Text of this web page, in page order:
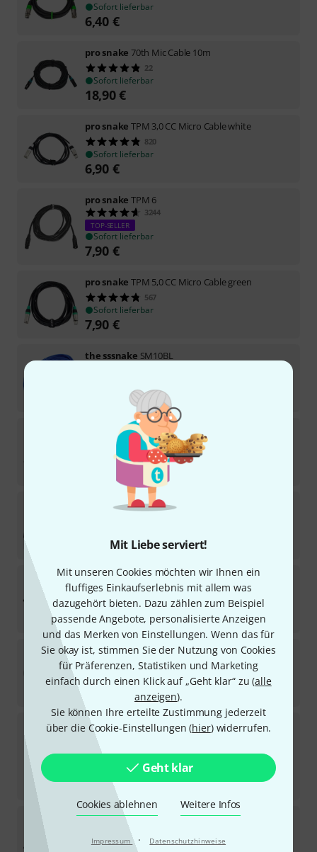
Mit Liebe serviert!
Mit unseren Cookies möchten wir Ihnen ein
fluffiges Einkaufserlebnis mit allem was
dazugehört bieten. Dazu zählen zum Beispiel
passende Angebote, personalisierte Anzeigen
und das Merken von Einstellungen. Wenn das für
Sie okay ist, stimmen Sie der Nutzung von Cookies
für Präferenzen, Statistiken und Marketing
einfach durch einen Klick auf „Geht klar“ zu (alle
anzeigen).
Sie können Ihre erteilte Zustimmung jederzeit
über die Cookie-Einstellungen (hier) widerrufen.
Geht klar
Cookies ablehnen Weitere Infos
Impressum · Datenschutzhinweise
Sofort lieferbar
6,40 €
pro snake 70th Mic Cable 10m
22
Sofort lieferbar
18,90€
pro snake TPM 3,0 CC Micro Cable white
820
Sofort lieferbar
6,90 €
pro snake TPM 6
3244
TOP-SELLER
Sofort lieferbar
7,90 €
pro snake TPM 5,0 CC Micro Cable green
567
Sofort lieferbar
7,90 €
the sssnake SM10BL
pro snakeTPM 15
220
Sofort lieferbar
CordialCTM 1,5 FM-BK
15,40€
the sssnakeSK233-0,5 XLR Patch
2086
Sofort lieferbar
4,44€
pro snakeXLR Cable 50m
109
Sofort lieferbar
Cordial CCM 10 FM
Sofort lieferbar
30-Tage-Bestpreis:16,90 €
-9%
the sssnakePC 20 Power Audio
Sofort lieferbar